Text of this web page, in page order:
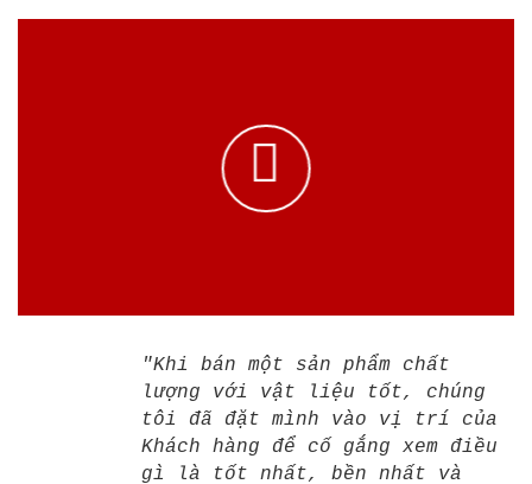
"Khi bán một sản phẩm chất
lượng với vật liệu tốt, chúng
tôi đã đặt mình vào vị trí của
Khách hàng để cố gắng xem điều
gì là tốt nhất, bền nhất và